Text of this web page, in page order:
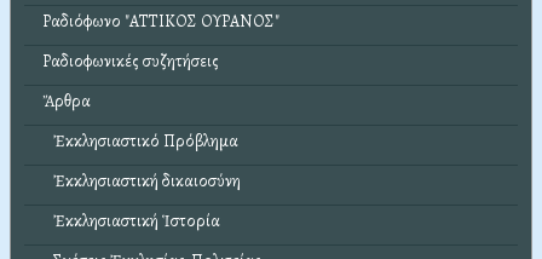
Ραδιόφωνο "ΑΤΤΙΚΟΣ ΟΥΡΑΝΟΣ"
Ραδιοφωνικές συζητήσεις
Ἄρθρα
Ἐκκλησιαστικό Πρόβλημα
Ἐκκλησιαστική δικαιοσύνη
Ἐκκλησιαστική Ἱστορία